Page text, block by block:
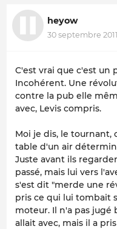
heyow
30 septembre
C'est vrai que c'est un
Incohérent. Une
contre la pub elle
avec, Levis compris.
Moi je dis, le tournant,
table d'un air
Juste avant ils
passé, mais lui vers
s'est dit "merde une
pris ce qui lui tombait
moteur. Il n'a pas jugé
allait avec, mais il a